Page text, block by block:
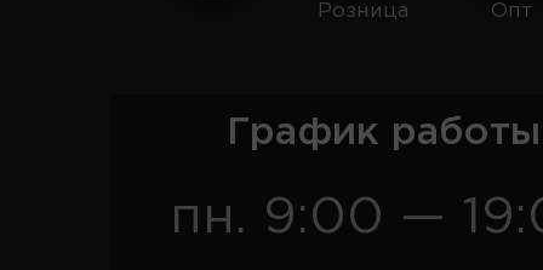
Розница Опт
График
пн. 9:00 —